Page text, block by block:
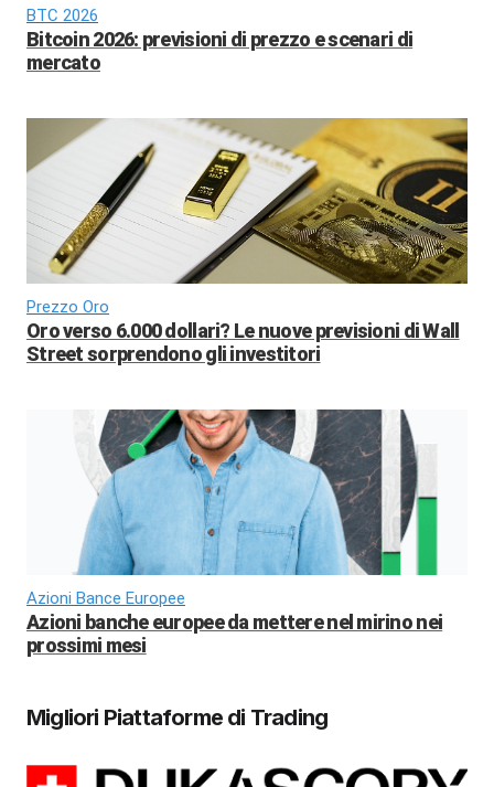
BTC 2026
Bitcoin 2026: previsioni di prezzo e scenari di
mercato
Prezzo Oro
Oro verso 6.000 dollari? Le nuove previsioni di Wall
Street sorprendono gli investitori
Azioni Bance Europee
Azioni banche europee da mettere nel mirino nei
prossimi mesi
Migliori Piattaforme di Trading